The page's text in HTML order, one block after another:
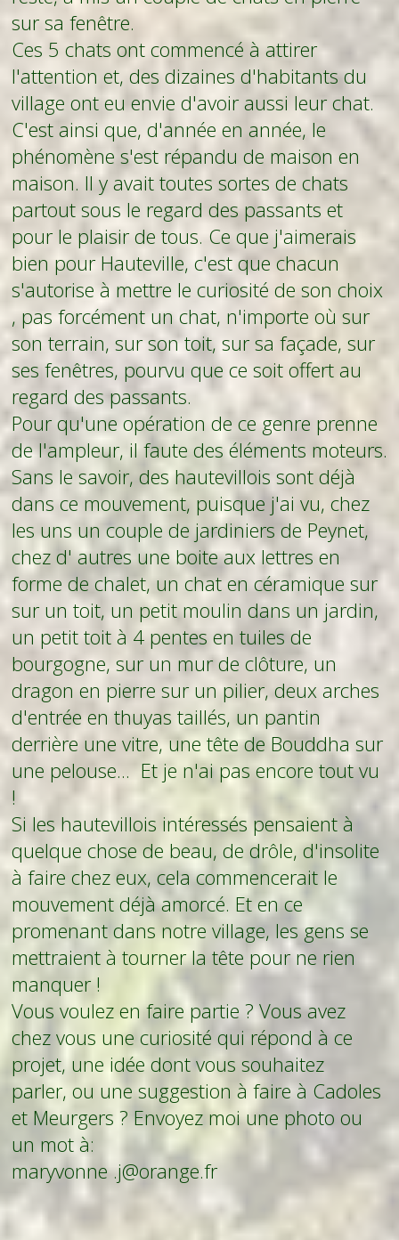
sur sa fenêtre.
Ces 5 chats ont commencé à attirer
l'attention et, des dizaines d'habitants du
village ont eu envie d'avoir aussi leur chat.
C'est ainsi que, d'année en année, le
phénomène s'est répandu de maison en
maison. Il y avait toutes sortes de chats
partout sous le regard des passants et
pour le plaisir de tous. Ce que j'aimerais
bien pour Hauteville, c'est que chacun
s'autorise à mettre le curiosité de son choix
, pas forcément un chat, n'importe où sur
son terrain, sur son toit, sur sa façade, sur
ses fenêtres, pourvu que ce soit offert au
regard des passants.
Pour qu'une opération de ce genre prenne
de l'ampleur, il faute des éléments moteurs.
Sans le savoir, des hautevillois sont déjà
dans ce mouvement, puisque j'ai vu, chez
les uns un couple de jardiniers de Peynet,
chez d' autres une boite aux lettres en
forme de chalet, un chat en céramique sur
sur un toit, un petit moulin dans un jardin,
un petit toit à 4 pentes en tuiles de
bourgogne, sur un mur de clôture, un
dragon en pierre sur un pilier, deux arches
d'entrée en thuyas taillés, un pantin
derrière une vitre, une tête de Bouddha sur
une pelouse... Et je n'ai pas encore tout vu
!
Si les hautevillois intéressés pensaient à
quelque chose de beau, de drôle, d'insolite
à faire chez eux, cela commencerait le
mouvement déjà amorcé. Et en ce
promenant dans notre village, les gens se
mettraient à tourner la tête pour ne rien
manquer !
Vous voulez en faire partie ? Vous avez
chez vous une curiosité qui répond à ce
projet, une idée dont vous souhaitez
parler, ou une suggestion à faire à Cadoles
et Meurgers ? Envoyez moi une photo ou
un mot à:
maryvonne .j@orange.fr